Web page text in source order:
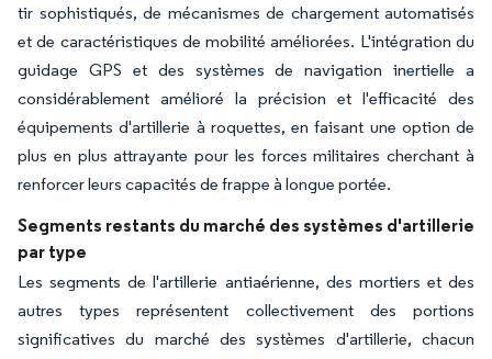
tir sophistiqués, de mécanismes de chargement automatisés
et de caractéristiques de mobilité améliorées. L'intégration du
guidage GPS et des systèmes de navigation inertielle a
considérablement amélioré la précision et l'efficacité des
équipements d'artillerie à roquettes, en faisant une option de
plus en plus attrayante pour les forces militaires cherchant à
renforcer leurs capacités de frappe à longue portée.
Segments restants du marché des systèmes d'artillerie
par type
Les segments de l'artillerie antiaérienne, des mortiers et des
autres types représentent collectivement des portions
significatives du marché des systèmes d'artillerie, chacun